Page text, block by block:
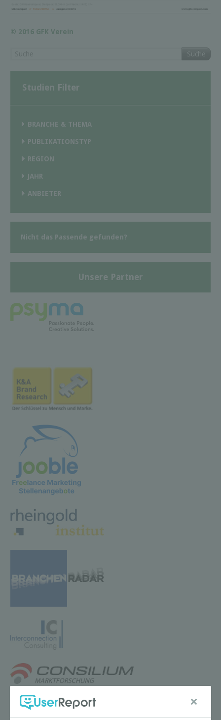
© 2016 GFK Verein
Suche
Studien Filter
BRANCHE & THEMA
PUBLIKATIONSTYP
REGION
JAHR
ANBIETER
Nicht das Passende gefunden?
Unsere Partner